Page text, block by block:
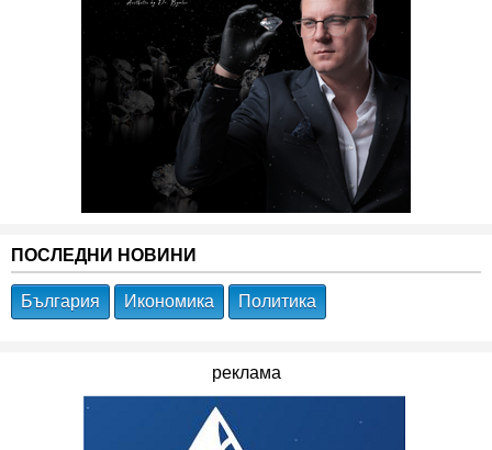
ПОСЛЕДНИ НОВИНИ
България Икономика Политика
реклама